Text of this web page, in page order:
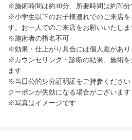
※施術時間は約40分、所要時間は約70分
※小学生以下のお子様連れでのご来店を
す。お一人でのご来店をお願いいたしま
※施術者の指名不可
※効果・仕上がり具合には個人差があり
※カウンセリング・診断の結果、施術を
ます
※当日公的身分証明証をご持参くださ
クーポンが失効になる場合がございます
※写真はイメージです